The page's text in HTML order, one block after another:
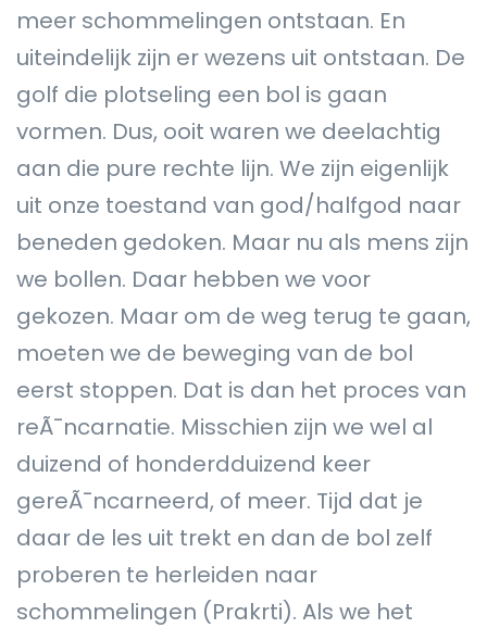
meer schommelingen ontstaan. En
uiteindelijk zijn er wezens uit ontstaan. De
golf die plotseling een bol is gaan
vormen. Dus, ooit waren we deelachtig
aan die pure rechte lijn. We zijn eigenlijk
uit onze toestand van god/halfgod naar
beneden gedoken. Maar nu als mens zijn
we bollen. Daar hebben we voor
gekozen. Maar om de weg terug te gaan,
moeten we de beweging van de bol
eerst stoppen. Dat is dan het proces van
reÃ¯ncarnatie. Misschien zijn we wel al
duizend of honderdduizend keer
gereÃ¯ncarneerd, of meer. Tijd dat je
daar de les uit trekt en dan de bol zelf
proberen te herleiden naar
schommelingen (Prakrti). Als we het